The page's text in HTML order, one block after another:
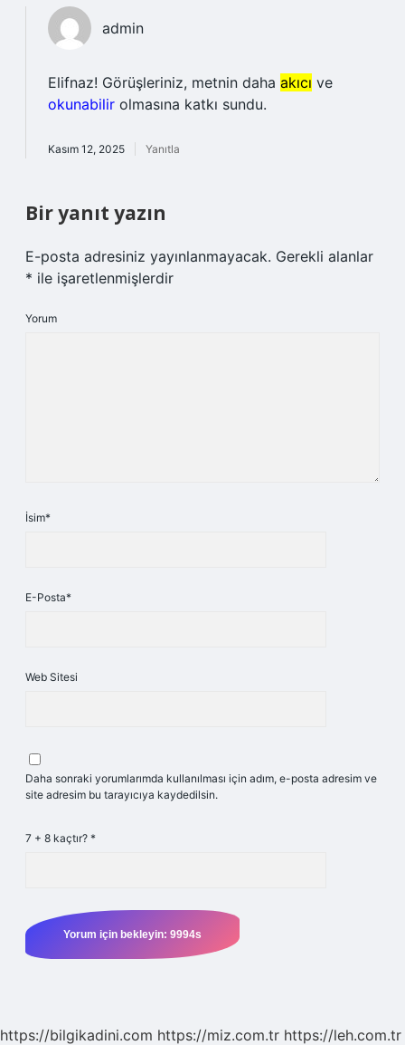
admin
Elifnaz! Görüşleriniz, metnin daha akıcı ve
okunabilir olmasına katkı sundu.
Kasım 12, 2025 Yanıtla
Bir yanıt yazın
E-posta adresiniz yayınlanmayacak. Gerekli alanlar
* ile işaretlenmişlerdir
Yorum
İsim*
E-Posta*
Web Sitesi
Daha sonraki yorumlarımda kullanılması için adım, e-posta adresim ve
site adresim bu tarayıcıya kaydedilsin.
7 + 8 kaçtır? *
https://bilgikadini.com https://miz.com.tr https://leh.com.tr